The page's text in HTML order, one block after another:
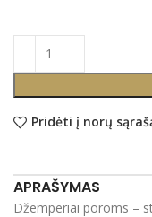
Pridėti į norų
APRAŠYMAS
Džemperiai poroms –